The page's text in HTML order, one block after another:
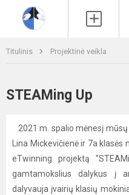
Titulinis Projektinė veikla
STEAMing Up
2021 m. spalio mėnesį
Lina Mickevičienė ir 7a
eTwinning projektą
gamtamokslius dalykus į
dalyvauja įvairių klasių